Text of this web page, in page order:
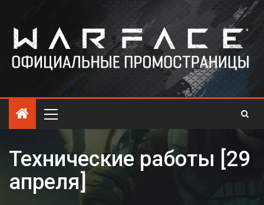
Технические работы [29
апреля]